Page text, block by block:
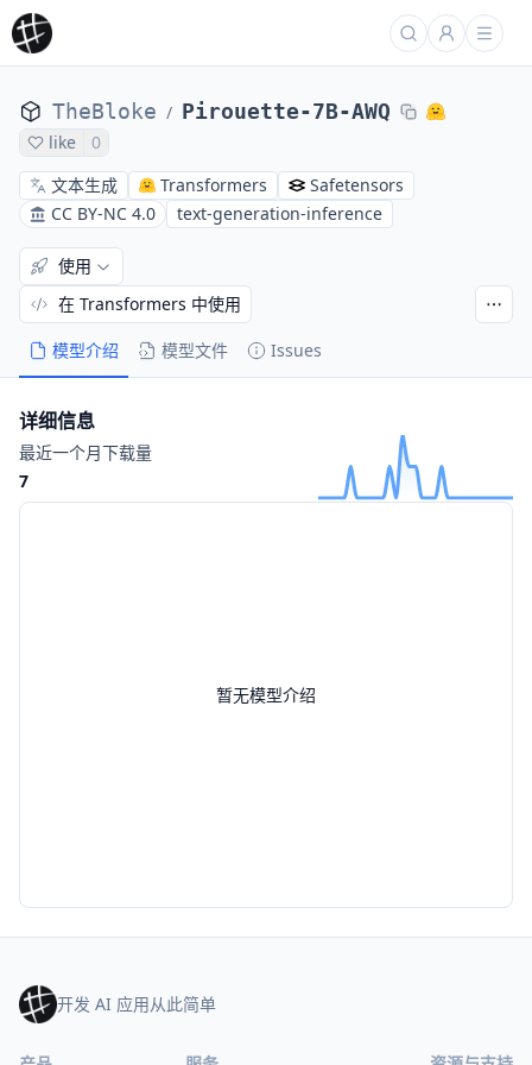
TheBloke / Pirouette-7B-AWQ
like
0
文本生成
Transformers
Safetensors
CC BY-NC 4.0
text-generation-inference
模型介绍 模型文件 Issues
使用
在 Transformers 中使用
暂无模型介绍
详细信息
最近一个月下载量
7
开发 AI 应用从此简单